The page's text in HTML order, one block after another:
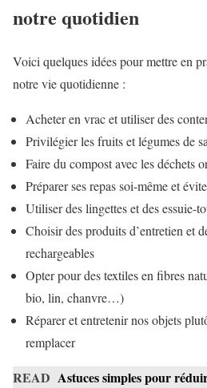
notre quotidien
Voici quelques idées pour mettre en
notre vie quotidienne :
Acheter en vrac et utiliser des
Privilégier les fruits et légumes de
Faire du compost avec les déchets
Préparer ses repas soi-même et
Utiliser des lingettes et des essuie-
Choisir des produits d’entretien et
rechargeables
Opter pour des textiles en fibres
bio, lin, chanvre…)
Réparer et entretenir nos objets
remplacer
READ Astuces simples pour